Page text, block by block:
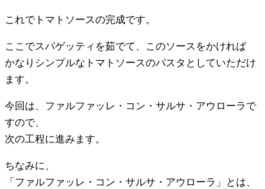
これでトマトソースの完成です。
ここでスパゲッティを茹でて、このソースをかければ
かなりシンプルなトマトソースのパスタとしていただけ
ます。
今回は、ファルファッレ・コン・サルサ・アウローラで
すので、
次の工程に進みます。
ちなみに、
「ファルファッレ・コン・サルサ・アウローラ」とは、